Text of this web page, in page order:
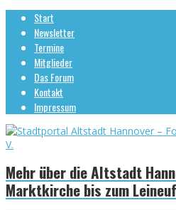
Start
Newsletter
Termine
Mitglieder
Das Forum
Kontakt
Impressum
Mehr über die Altstadt
Marktkirche bis zum